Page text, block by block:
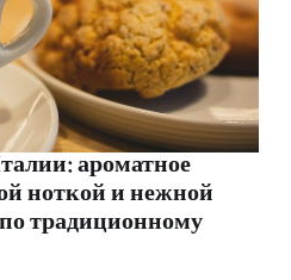
ароматное
ноткой и нежной
традиционному